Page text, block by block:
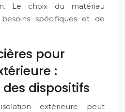
Le choix du matériau
spécifiques et de
pour
:
dispositifs
extérieure peut